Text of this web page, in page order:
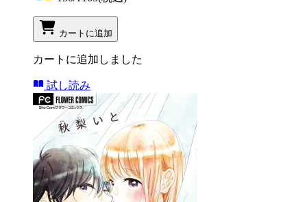
カートに追加
カートに追加しました
試し読み